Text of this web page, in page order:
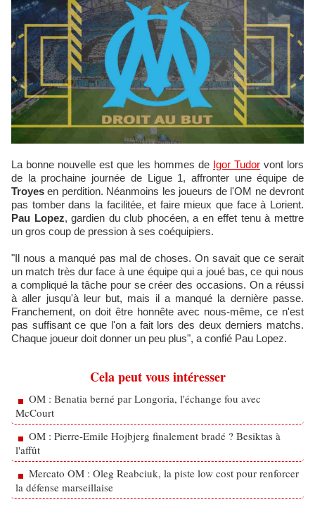
La bonne nouvelle est que les hommes de Igor Tudor vont lors
de la prochaine journée de Ligue 1, affronter une équipe de
Troyes en perdition. Néanmoins les joueurs de l'OM ne devront
pas tomber dans la facilitée, et faire mieux que face à Lorient.
Pau Lopez, gardien du club phocéen, a en effet tenu à mettre
un gros coup de pression à ses coéquipiers.
"Il nous a manqué pas mal de choses. On savait que ce serait
un match très dur face à une équipe qui a joué bas, ce qui nous
a compliqué la tâche pour se créer des occasions. On a réussi
à aller jusqu'à leur but, mais il a manqué la dernière passe.
Franchement, on doit être honnête avec nous-même, ce n'est
pas suffisant ce que l'on a fait lors des deux derniers matchs.
Chaque joueur doit donner un peu plus", a confié Pau Lopez.
Cela peut vous intéresser
OM : Benatia berné par Longoria, l'échange fou avec
McCourt
OM : Pierre-Emile Hojbjerg finalement bradé ? Besiktas à
l'affût
Mercato OM : Oleg Reabciuk, la piste low cost pour renforcer
la défense marseillaise